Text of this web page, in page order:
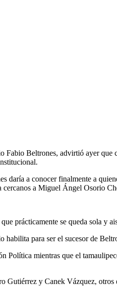
Beltrones, advirtió ayer
daría a conocer finalmente a
cercanos a Miguel Ángel
prácticamente se queda sola y
para ser el sucesor de
Política mientras que el
Gutiérrez y Canek Vázquez,